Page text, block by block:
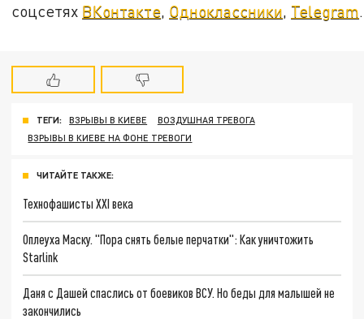
соцсетях ВКонтакте, Одноклассники, Telegram.
ТЕГИ: ВЗРЫВЫ В КИЕВЕ
ВОЗДУШНАЯ ТРЕВОГА
ВЗРЫВЫ В КИЕВЕ НА ФОНЕ ТРЕВОГИ
ЧИТАЙТЕ ТАКЖЕ:
Технофашисты XXI века
Оплеуха Маску. "Пора снять белые перчатки": Как уничтожить
Starlink
Даня с Дашей спаслись от боевиков ВСУ. Но беды для малышей не
закончились